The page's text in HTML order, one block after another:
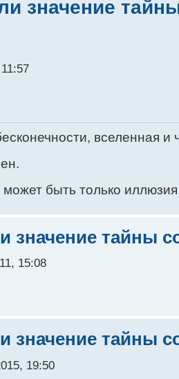
значение
вселенная и
быть только
значение тайны
15:08
значение тайны
19:50